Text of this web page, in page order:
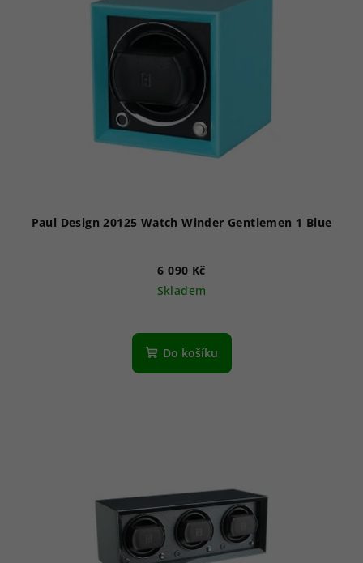
Paul Design 20125 Watch Winder Gentlemen 1 Blue
6 090 Kč
Skladem
Do košíku